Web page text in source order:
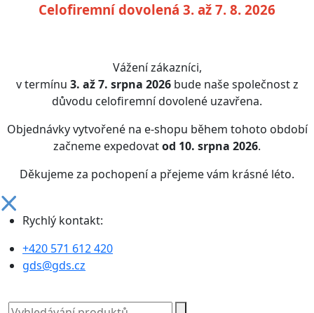
Celofiremní dovolená 3. až 7. 8. 2026
Vážení zákazníci,
v termínu 3. až 7. srpna 2026bude naše společnost z
důvodu celofiremní dovolené uzavřena.
Objednávky vytvořené na e-shopu během tohoto období
začneme expedovatod 10. srpna 2026.
Děkujeme za pochopení a přejeme vám krásné léto.
Rychlý kontakt:
+420 571 612 420
gds@gds.cz